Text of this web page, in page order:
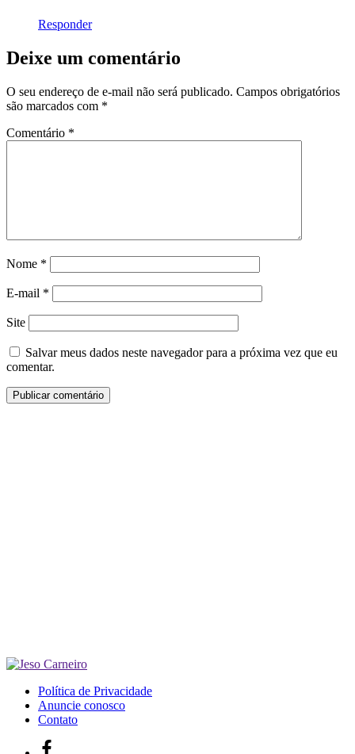
Responder
Deixe um comentário
O seu endereço de e-mail não será publicado. Campos obrigatórios
são marcados com *
Comentário *
Nome *
E-mail *
Site
Salvar meus dados neste navegador para a próxima vez que eu
comentar.
Política de Privacidade
Anuncie conosco
Contato